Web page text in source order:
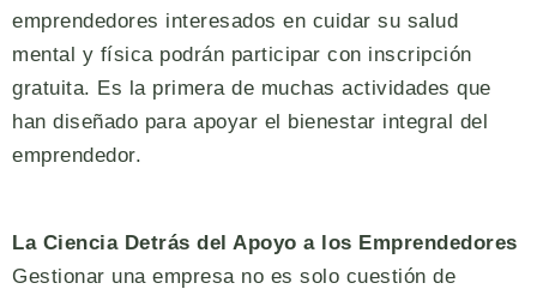
emprendedores interesados en cuidar su salud
mental y física podrán participar con inscripción
gratuita. Es la primera de muchas actividades que
han diseñado para apoyar el bienestar integral del
emprendedor.
La Ciencia Detrás del Apoyo a los Emprendedores
Gestionar una empresa no es solo cuestión de